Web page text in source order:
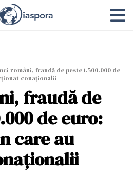
români, fraudă de peste 1.500.000 de
conaționalii
fraudă de
de euro:
care au